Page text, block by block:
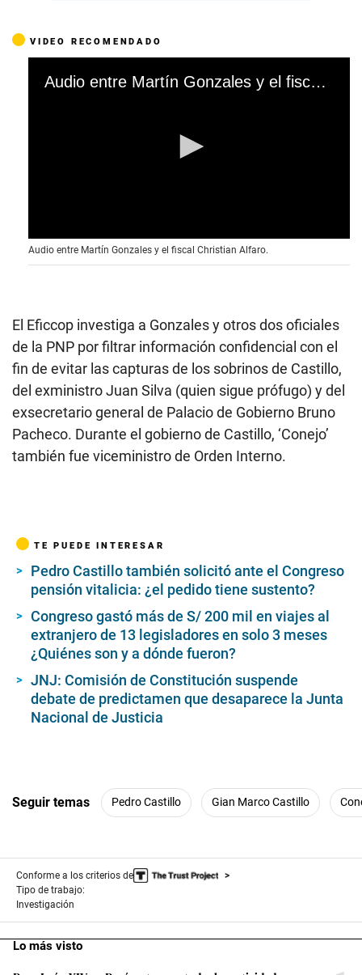
VIDEO RECOMENDADO
0
s
e
d
s
0
s
e
c
n
d
s
Cargando anuncio
Audio entre Martín Gonzales y el fiscal Christian Alfaro.
El Eficcop investiga a Gonzales y otros dos oficiales
de la PNP por filtrar información confidencial con el
fin de evitar las capturas de los sobrinos de Castillo,
del exministro Juan Silva (quien sigue prófugo) y del
exsecretario general de Palacio de Gobierno Bruno
Pacheco. Durante el gobierno de Castillo, ‘Conejo’
también fue viceministro de Orden Interno.
TE PUEDE INTERESAR
Pedro Castillo también solicitó ante el Congreso
pensión vitalicia: ¿el pedido tiene sustento?
Congreso gastó más de S/ 200 mil en viajes al
extranjero de 13 legisladores en solo 3 meses
¿Quiénes son y a dónde fueron?
JNJ: Comisión de Constitución suspende
debate de predictamen que desaparece la Junta
Nacional de Justicia
Seguir temas Pedro Castillo Gian Marco Castillo
Conforme a los criterios de
Tipo de trabajo:
Investigación
Lo más visto